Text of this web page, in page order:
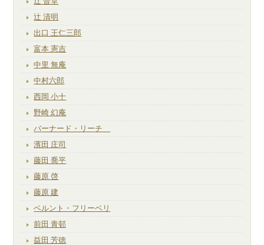
辻 清明
出口 王仁三郎
富本 憲吉
中里 無庵
中村六郎
西岡 小十
野崎 幻庵
バーナード・リーチ
濱田 庄司
藤田 喬平
藤原 啓
藤原 建
ベルント・フリーベリ
前田 青邨
益田 芳徳